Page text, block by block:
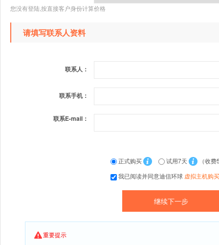
您没有登陆,按直接客户身份计算价格
请填写联系人资料
联系人：
联系手机：
联系E-mail：
正式购买 试用7天
（收费
我已阅读并同意迪信环球 虚拟主机购
重要提示